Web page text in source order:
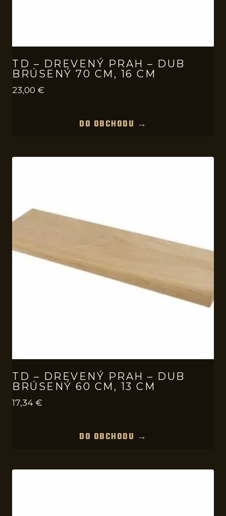
TD – DREVENÝ PRAH – DUB
BRÚSENÝ 70 CM, 16 CM
23,00 €
DO OBCHODU →
TD – DREVENÝ PRAH – DUB
BRÚSENÝ 60 CM, 13 CM
17,34 €
DO OBCHODU →